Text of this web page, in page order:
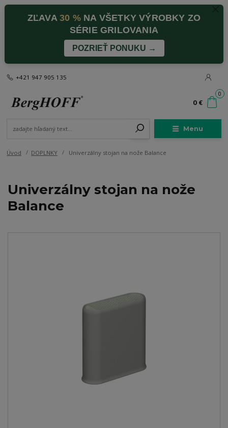
ZĽAVA30 %NA VŠETKY VÝROBKY ZO
SÉRIE GRILOVANIA
POZRIEŤ PONUKU →
Menu
+421 947 905 135
0
0 €
Úvod DOPLNKY Univerzálny stojan na nože Balance
Univerzálny stojan na nože
Balance